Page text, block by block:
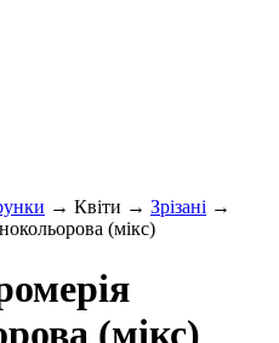
→ Квіти → Зрізані →
(мікс)
(мікс)